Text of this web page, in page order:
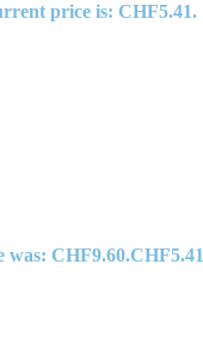
price is: CHF5.41.
was: CHF9.60.CHF5.41